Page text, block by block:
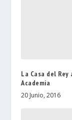
La Casa del
Academia
20 Junio, 2016